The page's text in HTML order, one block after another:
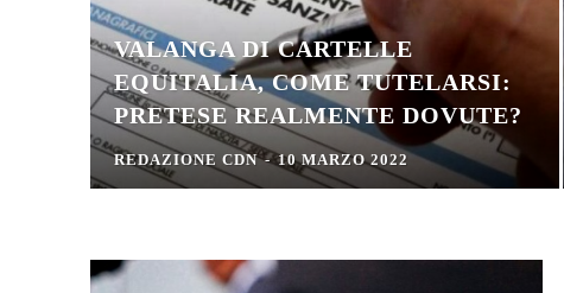
VALANGA DI CARTELLE
EQUITALIA, COME TUTELARSI:
PRETESE REALMENTE DOVUTE?
REDAZIONE CDN - 10 MARZO 2022